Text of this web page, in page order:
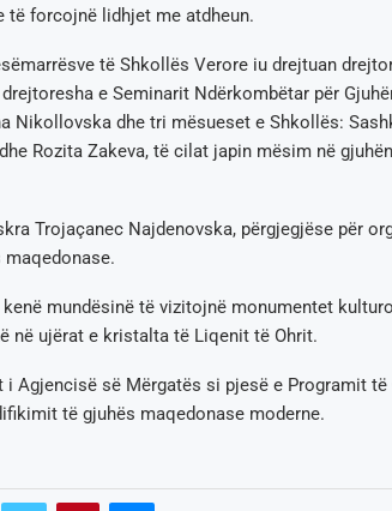
të forcojnë lidhjet me atdheun.
të Shkollës Verore iu drejtuan
e Seminarit Ndërkombëtar për
Nikollovska dhe tri mësueset e Shkollës:
Rozita Zakeva, të cilat japin mësim në
Trojaçanec Najdenovska, përgjegjëse për
kenë mundësinë të vizitojnë monumentet
në ujërat e kristalta të Liqenit të Ohrit.
Agjencisë së Mërgatës si pjesë e Programit të
të gjuhës maqedonase moderne.